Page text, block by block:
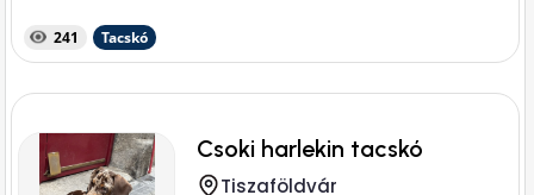
241 Tacskó
Csoki harlekin tacskó
Tiszaföldvár